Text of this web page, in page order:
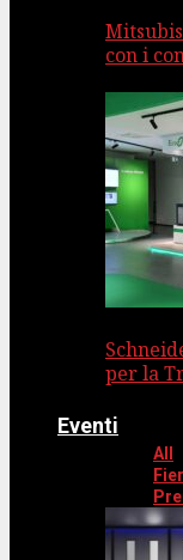
con i
per la
Eventi
All